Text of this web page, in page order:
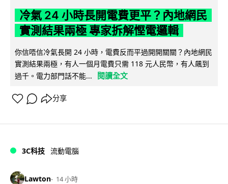
冷氣 24 小時長開電費更平？內地網民
實測結果兩極 專家拆解慳電邏輯
你信唔信冷氣長開 24 小時，電費反而平過開開關關？內地網民
實測結果兩極，有人一個月電費只需 118 元人民幣，有人飆到
過千。電力部門話不能...
閱讀全文
分享
3C科技 流動電腦
Lawton 14 小時